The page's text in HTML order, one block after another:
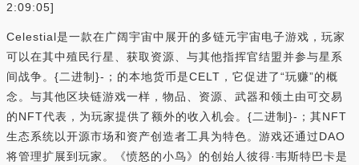
2:09:05]
Celestial是一款在广阔宇宙中展开的多链元宇宙电子游戏，玩家
可以在其中殖民行星、获取资源、与其他指挥官结盟并参与星系
间战争。{二进制}-；的本地货币是CELT，它促进了“玩赚”的概
念。与其他区块链游戏一样，物品、资源、武器和领土由可交易
的NFT代表，为玩家提供了额外的收入机会。{二进制}-；其NFT
生态系统以开源市场和资产创造者工具为特色。游戏还通过DAO
将管理扩展到玩家。《愤怒的小鸟》的创始人彼得·韦斯特巴卡是